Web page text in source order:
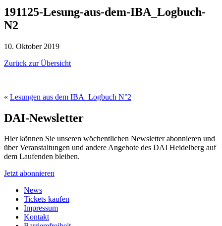
191125-Lesung-aus-dem-IBA_Logbuch-
N2
10. Oktober 2019
Zurück zur Übersicht
« Lesungen aus dem IBA_Logbuch N°2
DAI-Newsletter
Hier können Sie unseren wöchentlichen Newsletter abonnieren und
über Veranstaltungen und andere Angebote des DAI Heidelberg auf
dem Laufenden bleiben.
Jetzt abonnieren
News
Tickets kaufen
Impressum
Kontakt